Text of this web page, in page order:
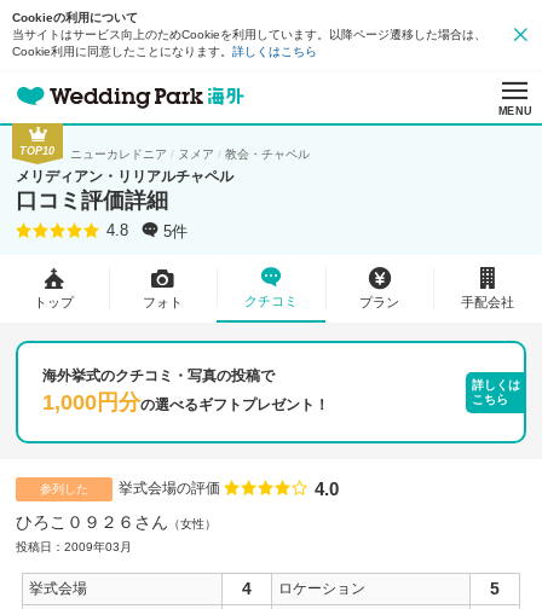
Cookieの利用について
当サイトはサービス向上のためCookieを利用しています。以降ページ遷移した場合は、
Cookie利用に同意したことになります。 詳しくはこちら
MENU
TOP10 ニューカレドニア ヌメア 教会・チャペル
メリディアン・リリアルチャペル
口コミ評価詳細
4.8 5件
トップ フォト クチコミ プラン 手配会社
海外挙式のクチコミ・写真の投稿で
1,000円分の選べるギフトプレゼント！
詳しくは
こちら
参列した 挙式会場の評価 点数
4.0
ひろこ０９２６さん
女性
投稿日：2009年03月
挙式会場 4 ロケーション 5